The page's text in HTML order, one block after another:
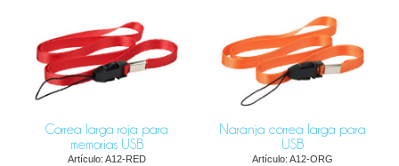
Correa larga roja para
memorias USB
Artículo: A12-RED
Naranja correa larga para
USB
Artículo: A12-ORG